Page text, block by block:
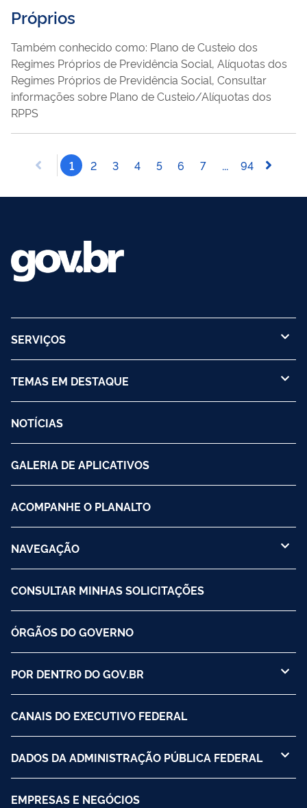
Próprios
Também conhecido como: Plano de Custeio dos
Regimes Próprios de Previdência Social, Alíquotas dos
Regimes Próprios de Previdência Social, Consultar
informações sobre Plano de Custeio/Alíquotas dos
RPPS
1 2 3 4 5 6 7 ... 94
SERVIÇOS
TEMAS EM DESTAQUE
NOTÍCIAS
GALERIA DE APLICATIVOS
ACOMPANHE O PLANALTO
NAVEGAÇÃO
CONSULTAR MINHAS SOLICITAÇÕES
ÓRGÃOS DO GOVERNO
POR DENTRO DO GOV.BR
CANAIS DO EXECUTIVO FEDERAL
DADOS DA ADMINISTRAÇÃO PÚBLICA FEDERAL
EMPRESAS E NEGÓCIOS